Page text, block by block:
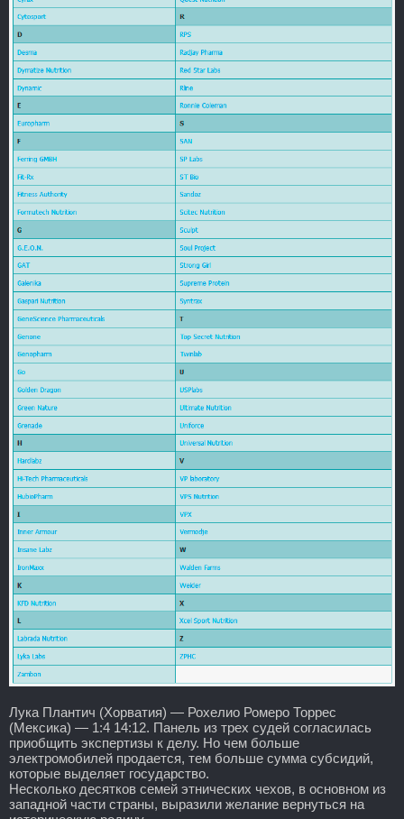
Лука Плантич (Хорватия) — Рохелио Ромеро Торрес
(Мексика) — 1:4 14:12. Панель из трех судей согласилась
приобщить экспертизы к делу. Но чем больше
электромобилей продается, тем больше сумма субсидий,
которые выделяет государство.
Несколько десятков семей этнических чехов, в основном из
западной части страны, выразили желание вернуться на